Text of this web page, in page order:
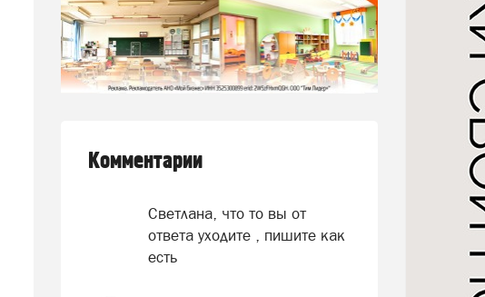
Комментарии
Светлана, что то вы от
ответа уходите , пишите как
есть